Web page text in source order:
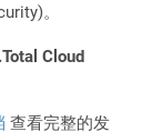
。
Cloud
查看完整的发